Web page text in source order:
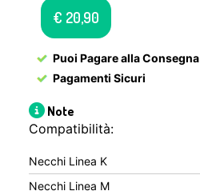
€ 20,90
Puoi Pagare alla Consegna
Pagamenti Sicuri
Note
Compatibilità:
Necchi Linea K
Necchi Linea M